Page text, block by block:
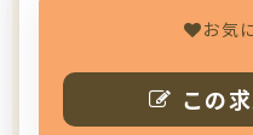
お気
この